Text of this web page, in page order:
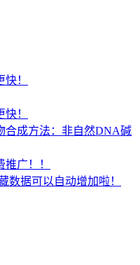
！
！
合成方法：非自然DNA碱
广！！
数据可以自动增加啦！